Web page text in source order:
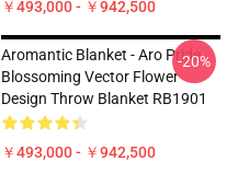
￥493,000 - ￥942,500
Aromantic Blanket - Aro Pride
Blossoming Vector Flower
Design Throw Blanket RB1901
￥493,000 - ￥942,500
-20%